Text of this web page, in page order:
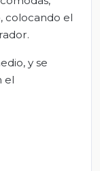
colocando el
y se
el